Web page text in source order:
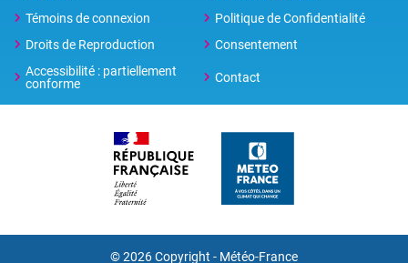
Témoins de connexion
Politique de Confidentialité
Droits de Reproduction
Consentement
Accessibilité : partiellement
conforme
Contact
© 2026 Copyright - Météo-France